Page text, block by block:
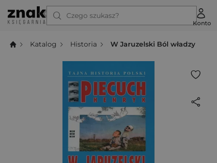
Czego szukasz?
Konto
Katalog Historia W Jaruzelski Ból władzy